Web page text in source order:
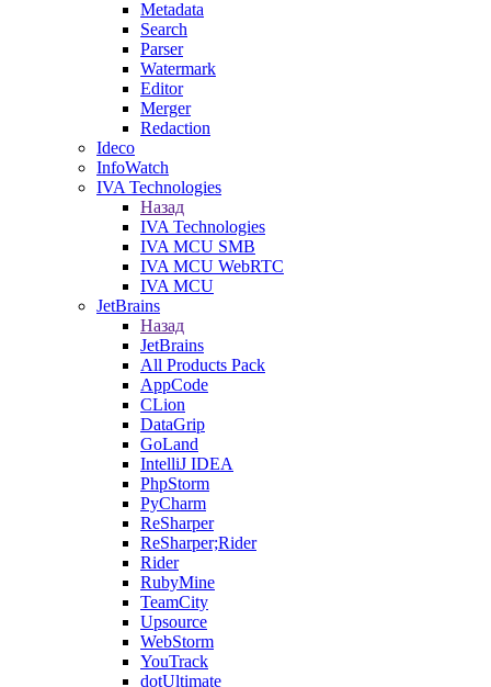
Metadata
Search
Parser
Watermark
Editor
Merger
Redaction
Ideco
InfoWatch
IVA Technologies
Назад
IVA Technologies
IVA MCU SMB
IVA MCU WebRTC
IVA MCU
JetBrains
Назад
JetBrains
All Products Pack
AppCode
CLion
DataGrip
GoLand
IntelliJ IDEA
PhpStorm
PyCharm
ReSharper
ReSharper;Rider
Rider
RubyMine
TeamCity
Upsource
WebStorm
YouTrack
dotUltimate